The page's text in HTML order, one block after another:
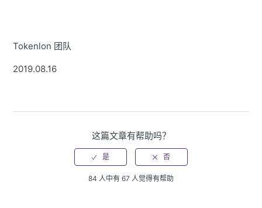
Tokenlon 团队
2019.08.16
这篇文章有帮助吗？
84 人中有 67 人觉得有帮助